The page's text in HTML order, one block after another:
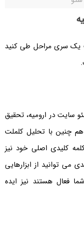
یک سری مراحل طی کنید
در ارومیه، تحقیق
چنین با تحلیل کلملت
کلیدی اصلی خود نیز
می توانید از ابزارهایی
فعال هستند نیز ایده